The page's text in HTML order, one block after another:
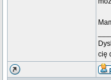
cię